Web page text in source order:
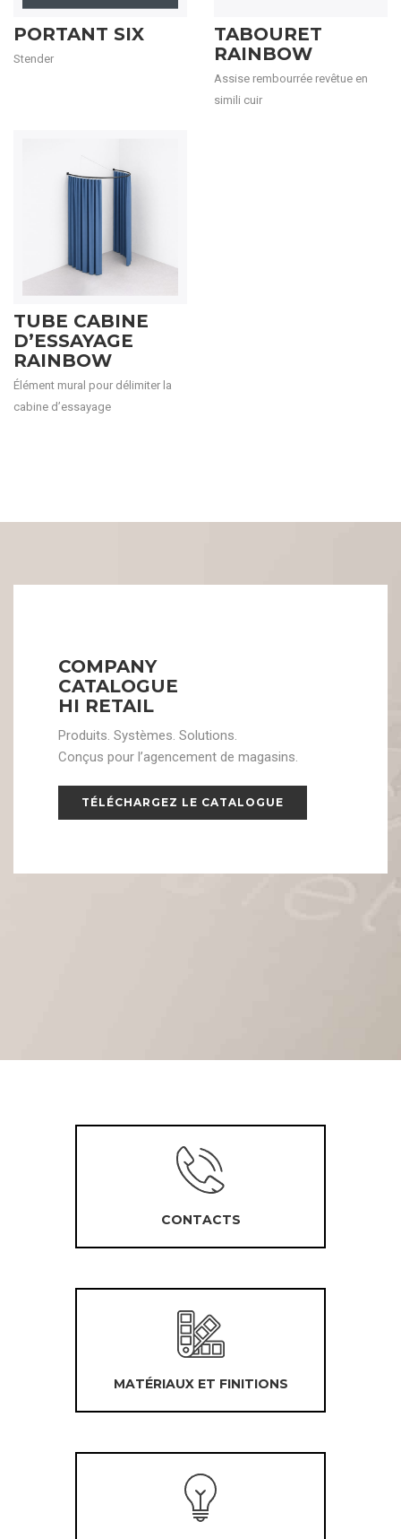
PORTANT SIX
Stender
TABOURET
RAINBOW
Assise rembourrée revêtue en
simili cuir
TUBE CABINE
D’ESSAYAGE
RAINBOW
Élément mural pour délimiter la
cabine d’essayage
COMPANY
CATALOGUE
HI RETAIL
Produits. Systèmes. Solutions.
Conçus pour l’agencement de magasins.
TÉLÉCHARGEZ LE CATALOGUE
CONTACTS
MATÉRIAUX ET FINITIONS